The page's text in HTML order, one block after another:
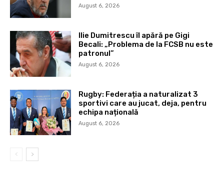
August 6, 2026
Ilie Dumitrescu îl apără pe Gigi
Becali: „Problema de la FCSB nu este
patronul”
August 6, 2026
Rugby: Federația a naturalizat 3
sportivi care au jucat, deja, pentru
echipa națională
August 6, 2026